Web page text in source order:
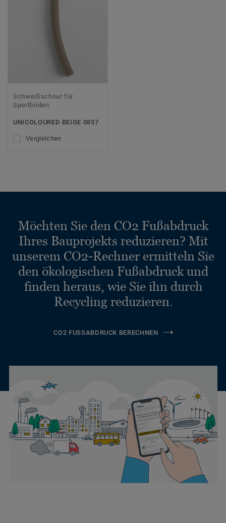
Schweißschnur für
Sportböden
UNICOLOURED BEIGE 0857
Vergleichen
Möchten Sie den CO2 Fußabdruck
Ihres Bauprojekts reduzieren? Mit
unserem CO2-Rechner ermitteln Sie
den ökologischen Fußabdruck und
finden heraus, wie Sie ihn durch
Recycling reduzieren.
CO2 FUSSABDRUCK BERECHNEN